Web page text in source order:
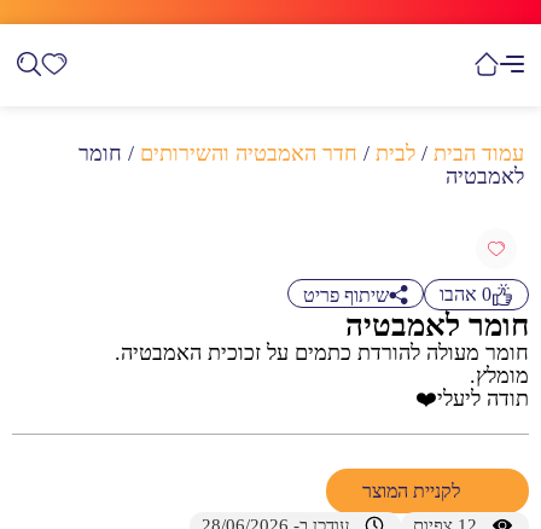
עמוד הבית / לבית / חדר האמבטיה והשירותים / חומר
לאמבטיה
0 אהבו שיתוף פריט
חומר לאמבטיה
חומר מעולה להורדת כתמים על זכוכית האמבטיה.
מומלץ.
תודה ליעלי❤️
לקניית המוצר